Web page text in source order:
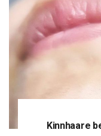
Kinnhaare